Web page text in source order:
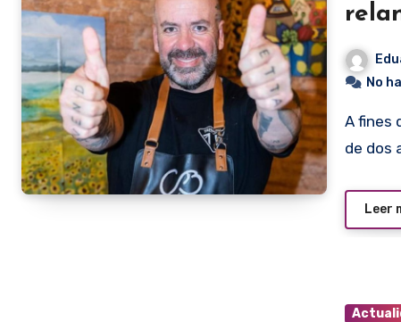
No
A fines del mes pasado reabrió sus puertas luego de más
de dos
Leer